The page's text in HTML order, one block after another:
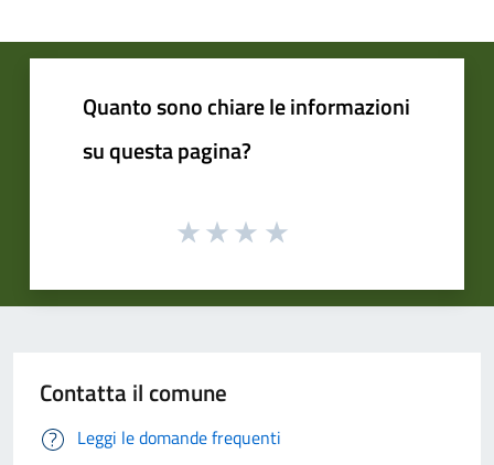
Quanto sono chiare le informazioni
su questa pagina?
Contatta il comune
Leggi le domande frequenti